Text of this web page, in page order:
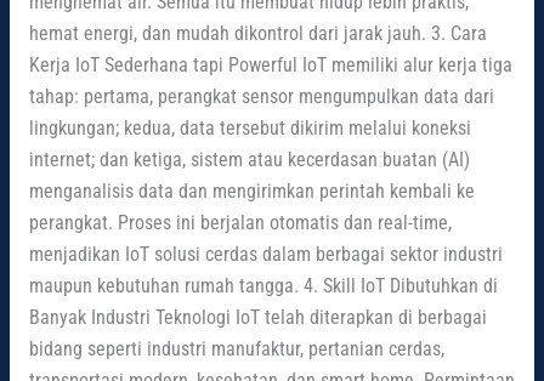
hemat energi, dan mudah dikontrol dari jarak jauh. 3. Cara
Kerja IoT Sederhana tapi Powerful IoT memiliki alur kerja tiga
tahap: pertama, perangkat sensor mengumpulkan data dari
lingkungan; kedua, data tersebut dikirim melalui koneksi
internet; dan ketiga, sistem atau kecerdasan buatan (AI)
menganalisis data dan mengirimkan perintah kembali ke
perangkat. Proses ini berjalan otomatis dan real-time,
menjadikan IoT solusi cerdas dalam berbagai sektor industri
maupun kebutuhan rumah tangga. 4. Skill IoT Dibutuhkan di
Banyak Industri Teknologi IoT telah diterapkan di berbagai
bidang seperti industri manufaktur, pertanian cerdas,